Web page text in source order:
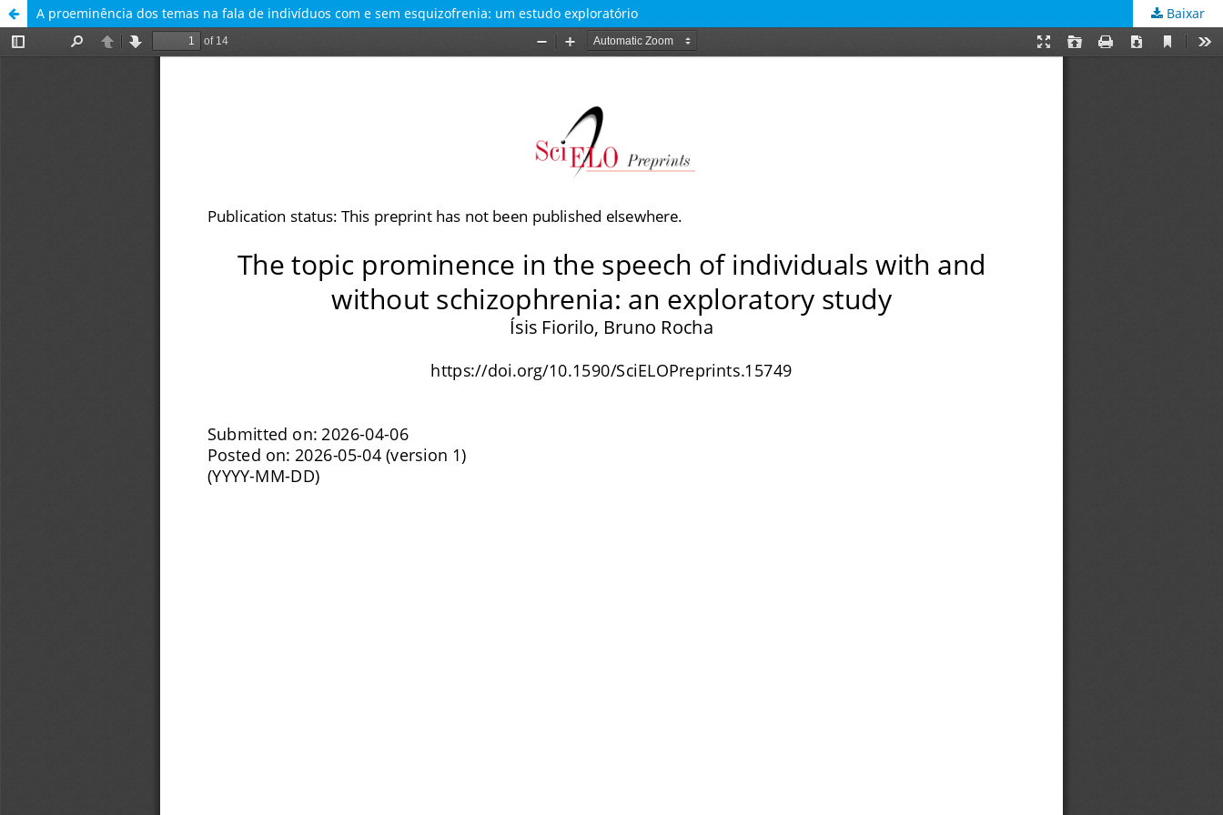
A proeminência dos temas na fala de indivíduos com e sem esquizofrenia: um estudo exploratório Baixar